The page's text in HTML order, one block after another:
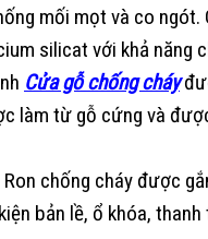
mối mọt và co
silicat với khả
Cửa gỗ chống cháy
làm từ gỗ cứng và
chống cháy được
bản lề, ổ khóa,